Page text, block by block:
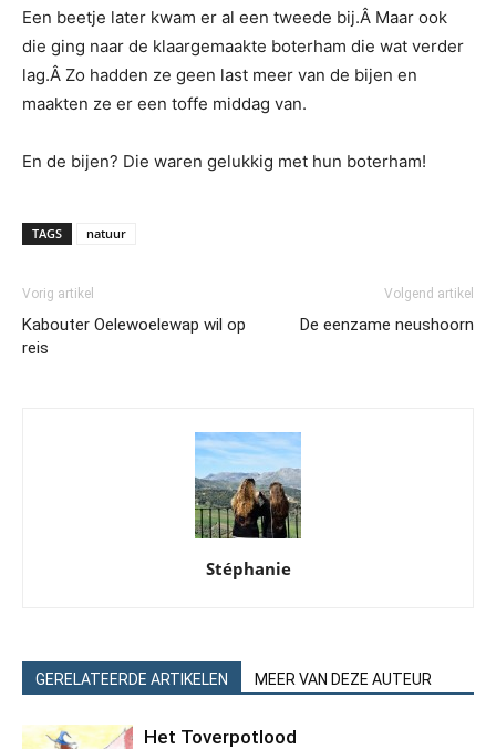
Een beetje later kwam er al een tweede bij.Â Maar ook
die ging naar de klaargemaakte boterham die wat verder
lag.Â Zo hadden ze geen last meer van de bijen en
maakten ze er een toffe middag van.
En de bijen? Die waren gelukkig met hun boterham!
TAGS natuur
Vorig artikel
Kabouter Oelewoelewap wil op
reis
Volgend artikel
De eenzame neushoorn
Stéphanie
GERELATEERDE ARTIKELEN MEER VAN DEZE AUTEUR
Het Toverpotlood